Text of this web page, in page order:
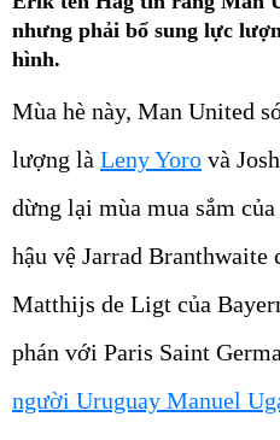
nhưng phải bổ sung lực
hình.
Mùa hè này, Man United
lượng là Leny Yoro và
dừng lại mùa mua sắm
hậu vệ Jarrad Branthwaite
Matthijs de Ligt của
phán với Paris Saint
người Uruguay Manuel